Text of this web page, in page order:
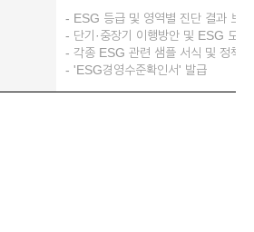
- ESG 등급 및 영역별 진단 결과 보고
- 단기·중장기 이행방안 및 ESG 모범
- 각종 ESG 관련 샘플 서식 및 정책
- 'ESG경영수준확인서' 발급